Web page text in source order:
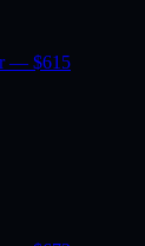
— $615